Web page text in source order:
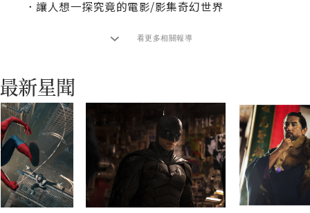
． 讓人想一探究竟的電影/影集奇幻世界
看更多相關報導